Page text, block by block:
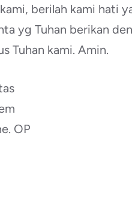
berilah kami hati
yg Tuhan berikan
Tuhan kami. Amin.
OP